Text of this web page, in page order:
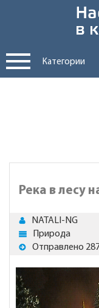
Категории
Река в лесу
NATALI-NG
Природа
Отправлено